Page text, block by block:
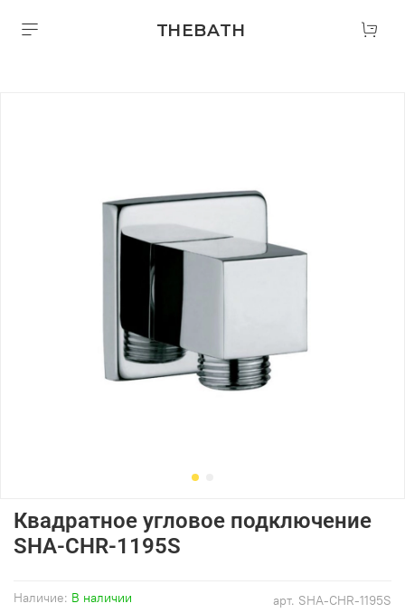
THEBATH
арт. SHA-CHR-1195S
Наличие: В наличии
Квадратное угловое подключение
SHA-CHR-1195S